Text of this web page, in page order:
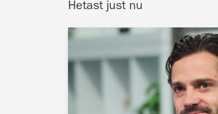
Hetast just nu